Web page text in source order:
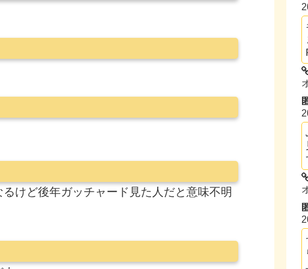
けど後年ガッチャード見た人だと意味不明